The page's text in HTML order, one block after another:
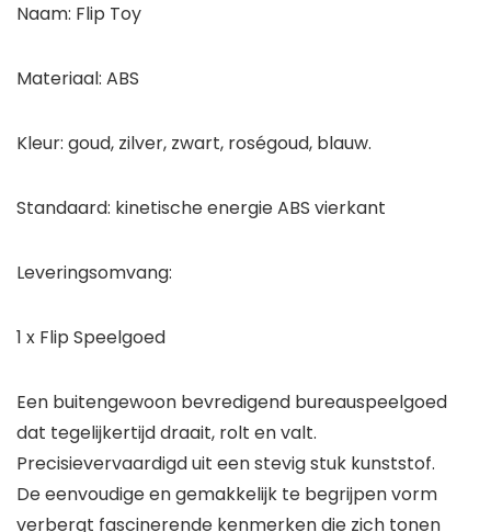
Naam: Flip Toy
Materiaal: ABS
Kleur: goud, zilver, zwart, roségoud, blauw.
Standaard: kinetische energie ABS vierkant
Leveringsomvang:
1 x Flip Speelgoed
Een buitengewoon bevredigend bureauspeelgoed
dat tegelijkertijd draait, rolt en valt.
Precisievervaardigd uit een stevig stuk kunststof.
De eenvoudige en gemakkelijk te begrijpen vorm
verbergt fascinerende kenmerken die zich tonen